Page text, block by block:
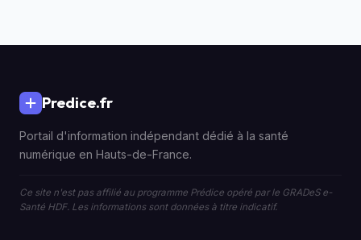
Predice.fr
Portail d'information indépendant dédié à la santé
numérique en Hauts-de-France.
Ce site n'est pas affilié au programme Prédice opéré par le GRADeS e-
Santé HDF. Les informations sont données à titre indicatif.